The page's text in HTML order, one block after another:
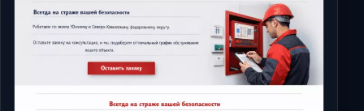
Шахты
Элиста
Ялта